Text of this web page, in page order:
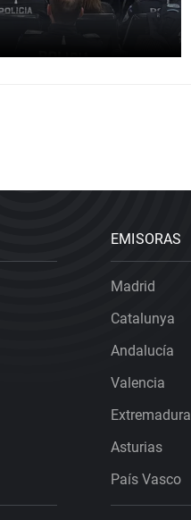
EMISORAS
Madrid
Catalunya
Andalucía
Valencia
Extremadura
Asturias
País Vasco